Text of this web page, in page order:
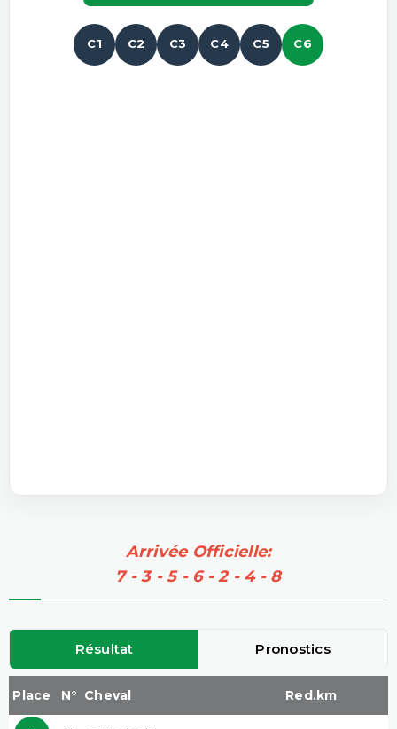
C1 C2 C3 C4 C5 C6
Arrivée Officielle:
7 - 3 - 5 - 6 - 2 - 4 - 8
Résultat Pronostics
Place N° Cheval Red.km